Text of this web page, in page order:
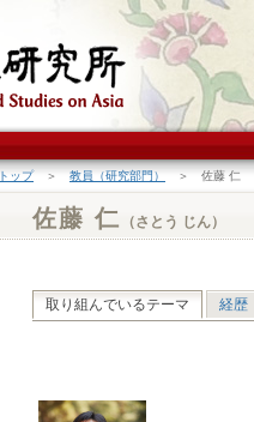
トップ＞ 教員（研究部門） ＞ 佐藤 仁
佐藤 仁 （さとう じん）
取り組んでいるテーマ 経歴